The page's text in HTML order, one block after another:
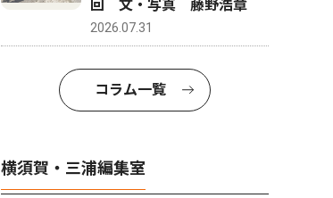
回 文・写真 藤野浩章
2026.07.31
コラム一覧
横須賀・三浦編集室